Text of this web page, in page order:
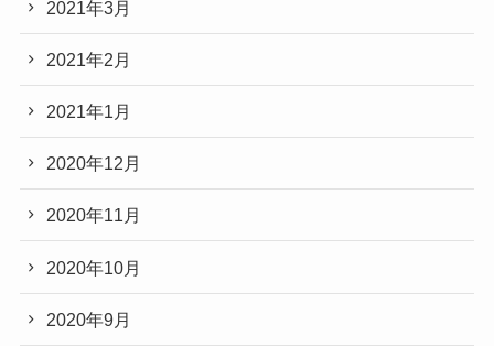
2021年3月
2021年2月
2021年1月
2020年12月
2020年11月
2020年10月
2020年9月